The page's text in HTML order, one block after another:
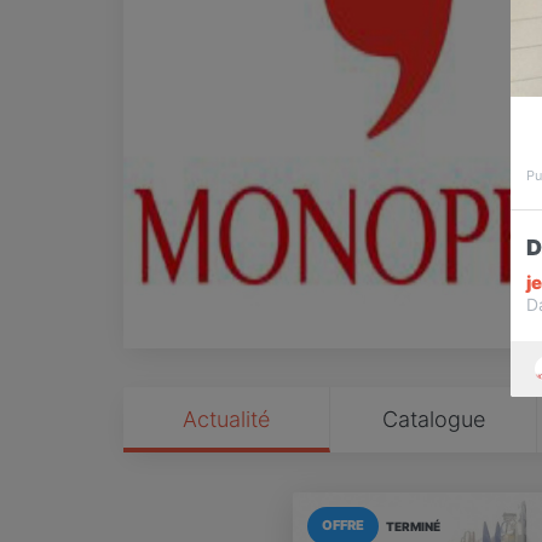
Actualité Catalogue
TERMINÉ
OFFRE